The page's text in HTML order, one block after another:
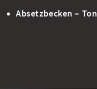
Absetzbecken –